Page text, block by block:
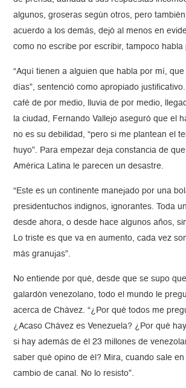
algunos, groseras según otros, pero
acuerdo a los demás, dejó al menos en
como no escribe por escribir, tampoco habla
“Aquí tienen a alguien que habla por mí,
días”, sentenció como apropiado
café de por medio, lluvia de por medio,
la ciudad, Fernando Vallejo aseguró que el
no es su debilidad, “pero si me plantean el
huyo”. Para empezar deja constancia de
América Latina le parecen un desastre.
“Este es un continente manejado por una
presidentuchos indignos, ignorantes. Toda
desde ahora, o desde hace algunos años,
Lo triste es que va en aumento, cada vez
más granujas”.
No entiende por qué, desde que se supo
galardón venezolano, todo el mundo le
acerca de Chávez. “¿Por qué todos me
¿Acaso Chávez es Venezuela? ¿Por qué
si hay además de él 23 millones de
saber qué opino de él? Mira, cuando sale en
cambio de canal. No lo resisto”.